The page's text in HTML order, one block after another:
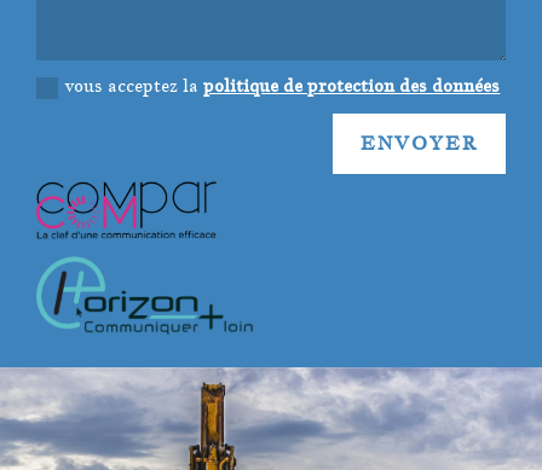
vous acceptez lapolitique de protection des données
ENVOYER